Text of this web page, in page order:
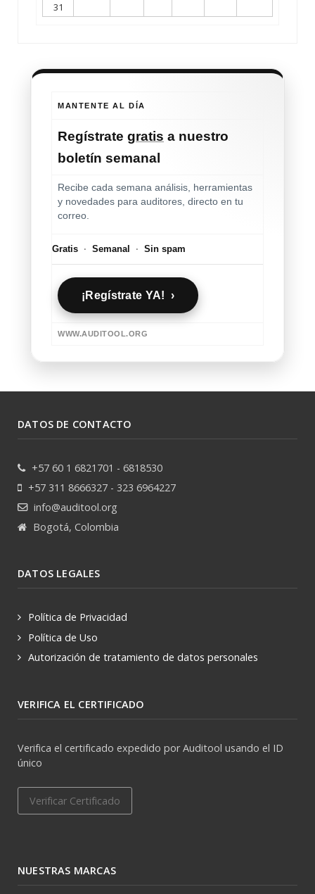
31
MANTENTE AL DÍA
Regístrate gratis a nuestro
boletín semanal
Recibe cada semana análisis, herramientas
y novedades para auditores, directo en tu
correo.
Gratis · Semanal · Sin spam
¡Regístrate YA! ›
WWW.AUDITOOL.ORG
DATOS DE CONTACTO
+57 60 1 6821701 - 6818530
+57 311 8666327 - 323 6964227
info@auditool.org
Bogotá, Colombia
DATOS LEGALES
Política de Privacidad
Política de Uso
Autorización de tratamiento de datos personales
VERIFICA EL CERTIFICADO
Verifica el certificado expedido por Auditool usando el ID
único
Verificar Certificado
NUESTRAS MARCAS